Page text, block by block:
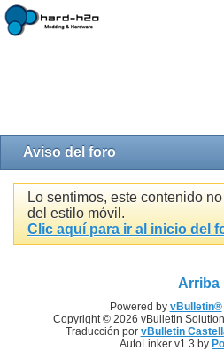
Aviso del foro
Lo sentimos, este contenido
del estilo móvil.
Clic aquí para ir al inicio del
Arriba
Powered by vBulletin®
Copyright © 2026 vBulletin
Traducción por vBulletin
AutoLinker v1.3 by